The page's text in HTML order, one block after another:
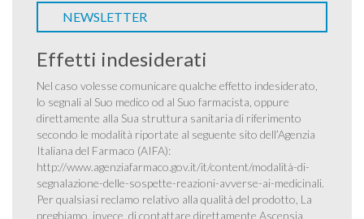
NEWSLETTER
Effetti indesiderati
Nel caso volesse comunicare qualche effetto indesiderato,
lo segnali al Suo medico od al Suo farmacista, oppure
direttamente alla Sua struttura sanitaria di riferimento
secondo le modalità riportate al seguente sito dell’Agenzia
Italiana del Farmaco (AIFA):
http://www.agenziafarmaco.gov.it/it/content/modalità-di-
segnalazione-delle-sospette-reazioni-avverse-ai-medicinali.
Per qualsiasi reclamo relativo alla qualità del prodotto, La
preghiamo, invece, di contattare direttamente Ascensia